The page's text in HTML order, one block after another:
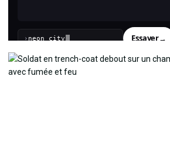
› Essayer→